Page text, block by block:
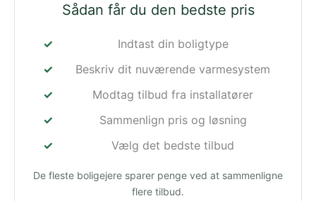
Sådan får du den bedste pris
Indtast din boligtype
Beskriv dit nuværende varmesystem
Modtag tilbud fra installatører
Sammenlign pris og løsning
Vælg det bedste tilbud
De fleste boligejere sparer penge ved at sammenligne
flere tilbud.